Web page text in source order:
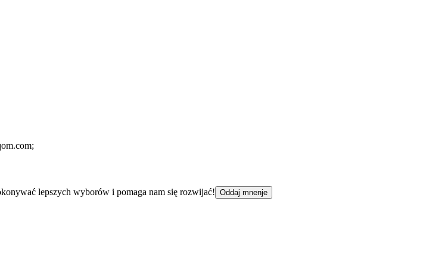
lepszych wyborów i pomaga nam się rozwijać! Oddaj mnenje